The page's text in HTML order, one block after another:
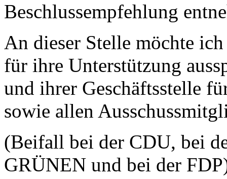
Beschlussempfehlung
An dieser Stelle möchte
für ihre Unterstützung
und ihrer Geschäftsstelle
sowie allen
(Beifall bei der CDU, bei
GRÜNEN und bei der